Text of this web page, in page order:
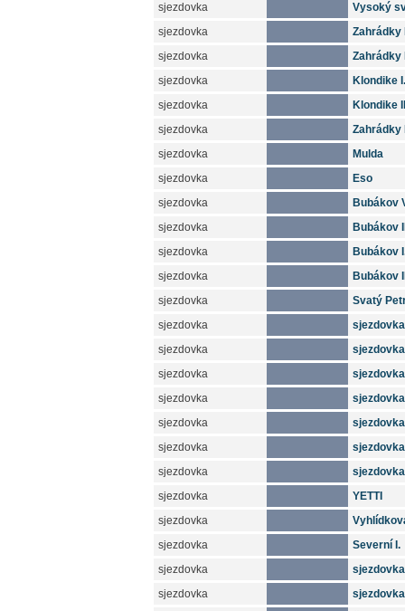
sjezdovka
Vysoký
sjezdovka
Zahrádky
sjezdovka
Zahrádky
sjezdovka
Klondike I.
sjezdovka
Klondike
sjezdovka
Zahrádky
sjezdovka
Mulda
sjezdovka
Eso
sjezdovka
Bubákov
sjezdovka
Bubákov
sjezdovka
Bubákov
sjezdovka
Bubákov
sjezdovka
Svatý
sjezdovka
sjezdovka
sjezdovka
sjezdovka
sjezdovka
sjezdovka
sjezdovka
sjezdovka
sjezdovka
sjezdovka
sjezdovka
YETTI
sjezdovka
sjezdovka
Severní I.
sjezdovka
sjezdovka
sjezdovka